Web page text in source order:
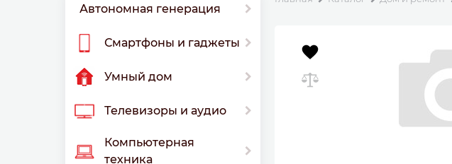
Автономная генерация
Смартфоны и гаджеты
Умный дом
Телевизоры и аудио
Компьютерная
техника